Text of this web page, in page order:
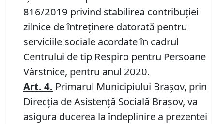
816/2019 privind stabilirea contribuţiei
zilnice de întreţinere datorată pentru
serviciile sociale acordate în cadrul
Centrului de tip Respiro pentru Persoane
Vârstnice, pentru anul 2020.
Art. 4. Primarul Municipiului Braşov, prin
Direcţia de Asistență Socială Braşov, va
asigura ducerea la îndeplinire a prezentei